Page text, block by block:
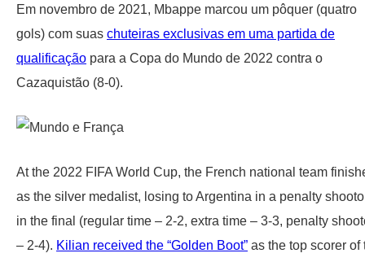
Em novembro de 2021, Mbappe marcou um pôquer (quatro
gols) com suas chuteiras exclusivas em uma partida de
qualificação para a Copa do Mundo de 2022 contra o
Cazaquistão (8-0).
At the 2022 FIFA World Cup, the French national team
as the silver medalist, losing to Argentina in a penalty
in the final (regular time – 2-2, extra time – 3-3, penalty
– 2-4). Kilian received the “Golden Boot” as the top scorer of